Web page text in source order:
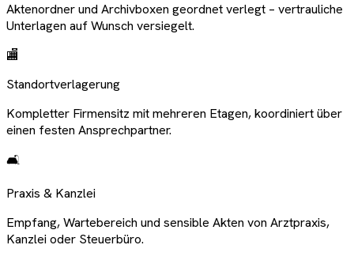
Aktenordner und Archivboxen geordnet verlegt – vertrauliche
Unterlagen auf Wunsch versiegelt.
🏬
Standortverlagerung
Kompletter Firmensitz mit mehreren Etagen, koordiniert über
einen festen Ansprechpartner.
🛋️
Praxis & Kanzlei
Empfang, Wartebereich und sensible Akten von Arztpraxis,
Kanzlei oder Steuerbüro.